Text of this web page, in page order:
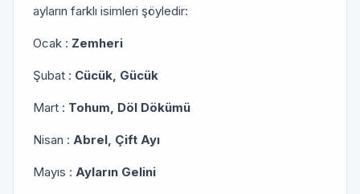
ayların farklı isimleri şöyledir:
Ocak : Zemheri
Şubat : Cücük, Gücük
Mart : Tohum, Döl Dökümü
Nisan : Abrel, Çift Ayı
Mayıs : Ayların Gelini